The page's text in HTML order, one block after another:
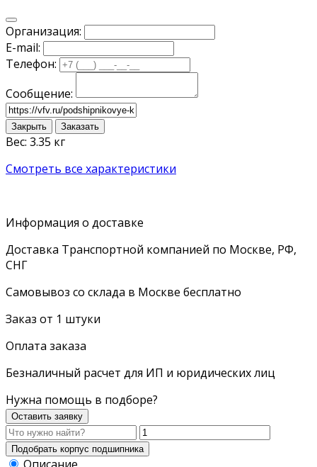
Организация:
E-mail:
Телефон:
Сообщение:
Закрыть Заказать
Вес: 3.35 кг
Смотреть все характеристики
Информация о доставке
Доставка Транспортной компанией по Москве, РФ,
СНГ
Самовывоз со склада в Москве бесплатно
Заказ от 1 штуки
Оплата заказа
Безналичный расчет для ИП и юридических лиц
Нужна помощь в подборе?
Оставить заявку
Описание